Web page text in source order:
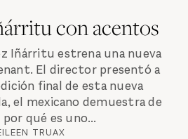
con acentos
Iñárritu estrena una nueva
El director presentó a
final de esta nueva
el mexicano demuestra de
qué es uno...
TRUAX